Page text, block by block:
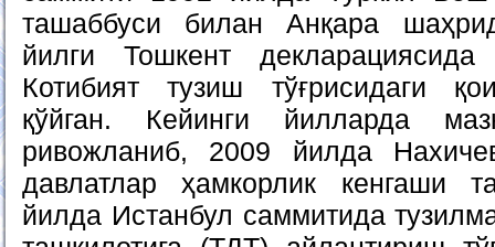
ташаббуси билан Анқара
йилги Тошкент
Котибият тузиш тўғрисидаги
қўйган. Кейинги йилларда
ривожланиб, 2009 йилда
давлатлар ҳамкорлик кенгаши
йилда Истанбул саммитида